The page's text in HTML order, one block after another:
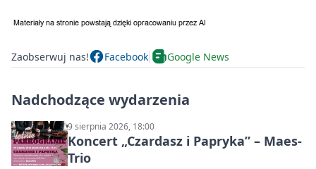
Zaobserwuj nas! Facebook Google News
Nadchodzące wydarzenia
9 sierpnia 2026, 18:00
Koncert „Czardasz i Papryka” – Maes-
Trio